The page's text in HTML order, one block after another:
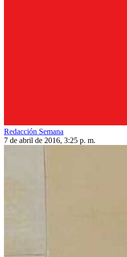
Redacción Semana
7 de abril de 2016, 3:25 p. m.